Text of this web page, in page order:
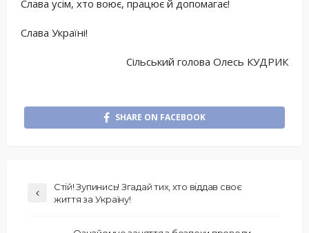
Слава усім, хто воює, працює й допомагає!
Слава Україні!
Сільський голова Олесь КУДРИК
SHARE ON FACEBOOK
Стій! Зупинись! Згадай тих, хто віддав своє
життя за Україну!